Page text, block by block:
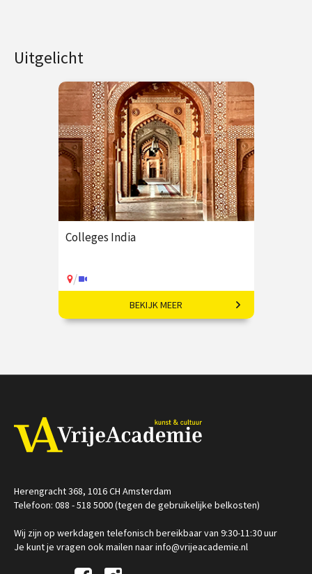
Uitgelicht
Colleges India
/
Een grootmacht in opkomst.
BEKIJK MEER
Herengracht 368, 1016 CH Amsterdam
Telefoon: 088 - 518 5000 (tegen de gebruikelijke belkosten)
Wij zijn op werkdagen telefonisch bereikbaar van 9:30-11:30 uur
Je kunt je vragen ook mailen naar info@vrijeacademie.nl